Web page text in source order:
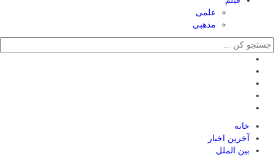
علمی
مذهبی
خانه
آخرین اخبار
بین الملل